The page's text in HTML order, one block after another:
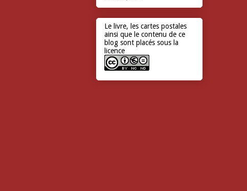
Le livre, les cartes postales
ainsi que le contenu de ce
blog sont placés sous la
licence